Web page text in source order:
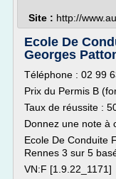
Site : http://
Ecole De
Georges
Téléphone : 02 99
Prix du Permis B
Taux de réussite :
Donnez une note à
Ecole De Conduite
Rennes 3 sur 5
VN:F [1.9.22_1171]